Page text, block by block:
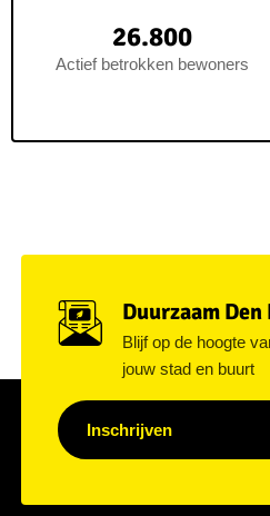
26.800
Actief betrokken bewoners
Duurzaam
Blijf op de hoogte
jouw stad en buurt
Inschrijven